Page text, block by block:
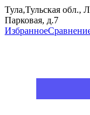
Тула,Тульская обл.,
Парковая, д.7
Избранное